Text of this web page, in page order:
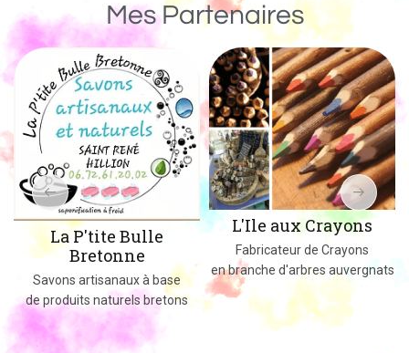
Mes Partenaires
L'Ile aux Crayons
Fabricateur de Crayons
en branche d'arbres auvergnats
Un Monde de Bois
Des jeux, jouets et objets en
massif fabriqués dans le